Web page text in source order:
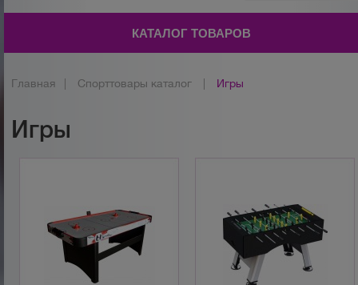
КАТАЛОГ ТОВАРОВ
Главная Спорттовары каталог Игры
Игры